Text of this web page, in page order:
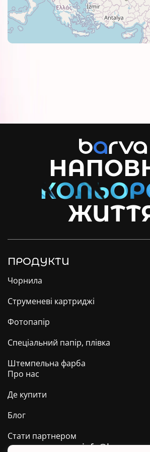
ПРОДУКТИ
Чорнила
Струменеві картриджі
Фотопапір
Спеціальний папір, плівка
Штемпельна фарба
Про нас
Де купити
Блог
Стати партнером
info@barva.ua